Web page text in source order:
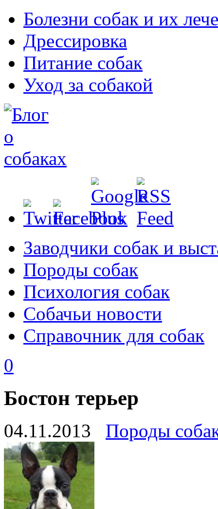
Болезни собак и их
Дрессировка
Питание собак
Уход за собакой
Заводчики собак и
Породы собак
Психология собак
Собачьи новости
Справочник для собак
0
Бостон терьер
04.11.2013 Породы